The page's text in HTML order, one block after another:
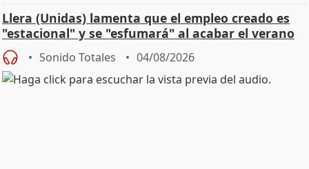
Llera (Unidas) lamenta que el empleo creado es
"estacional" y se "esfumará" al acabar el verano
Sonido Totales 04/08/2026